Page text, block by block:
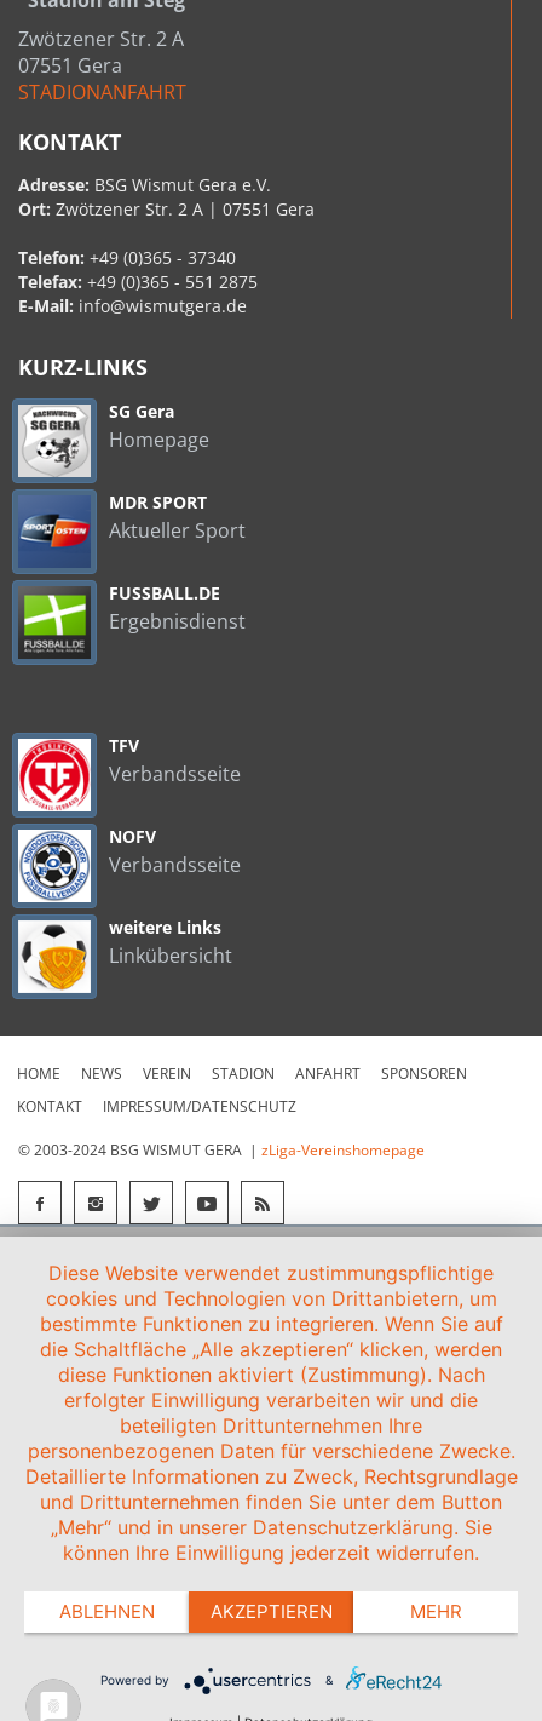
Zwötzener Str. 2 A
07551 Gera
STADIONANFAHRT
KONTAKT
Adresse: BSG Wismut Gera e.V.
Ort: Zwötzener Str. 2 A | 07551 Gera
Telefon: +49 (0)365 - 37340
Telefax: +49 (0)365 - 551 2875
E-Mail: info@wismutgera.de
KURZ-LINKS
SG Gera
Homepage
MDR SPORT
Aktueller Sport
FUSSBALL.DE
Ergebnisdienst
TFV
Verbandsseite
NOFV
Verbandsseite
weitere Links
Linkübersicht
HOME NEWS VEREIN STADION ANFAHRT
SPONSOREN
KONTAKT
IMPRESSUM/DATENSCHUTZ
© 2003-2024 BSG WISMUT GERA | zLiga-Vereinshomepage
Diese Website verwendet zustimmungspflichtige
cookies und Technologien von Drittanbietern, um
bestimmte Funktionen zu integrieren. Wenn Sie auf
die Schaltfläche „Alle akzeptieren“ klicken, werden
diese Funktionen aktiviert (Zustimmung). Nach
erfolgter Einwilligung verarbeiten wir und die
beteiligten Drittunternehmen Ihre
personenbezogenen Daten für verschiedene Zwecke.
Detaillierte Informationen zu Zweck, Rechtsgrundlage
und Drittunternehmen finden Sie unter dem Button
„Mehr“ und in unserer Datenschutzerklärung. Sie
können Ihre Einwilligung jederzeit widerrufen.
ABLEHNEN AKZEPTIEREN MEHR
Powered by &